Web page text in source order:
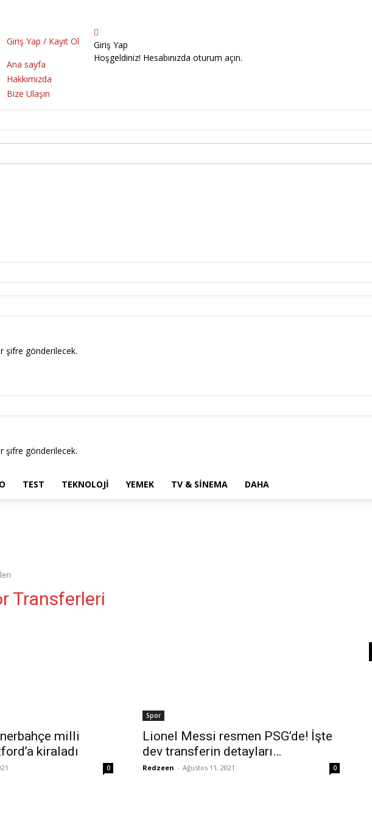
Giriş Yap / Kayıt Ol
Ana sayfa
Hakkımızda
Bize Ulaşın
Giriş Yap
Hoşgeldiniz! Hesabınızda oturum açın.
şifre gönderilecek.
şifre gönderilecek.
TEST TEKNOLOJI YEMEK TV & SINEMA DAHA
Transferleri
milli
kiraladı
0
Spor
Lionel Messi resmen PSG’de! İşte
dev transferin detayları…
Redzeen - Ağustos 11, 2021 0